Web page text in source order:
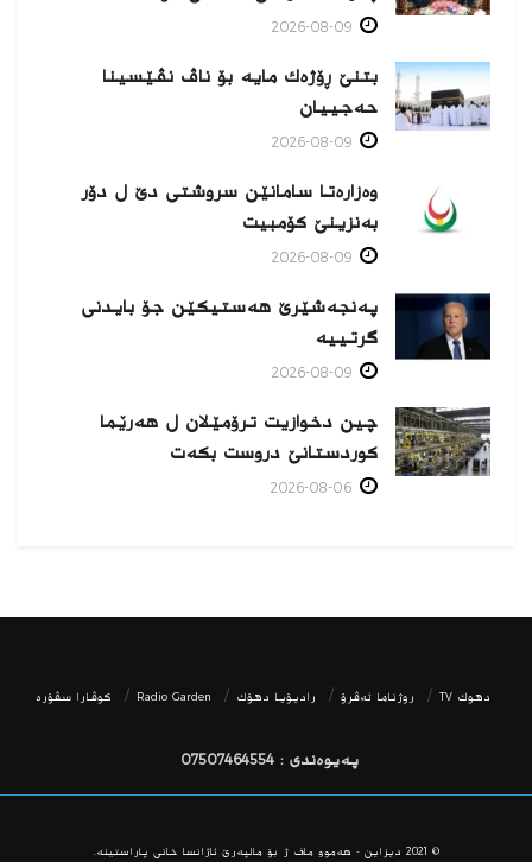
بتنێ ڕۆژەك مایە بۆ ناڤ نڤێسینا
حەجییان
وەزارەتا سامانێن سروشتی دێ ل دۆر
بەنزینێ كۆمبیت
پەنجەشێرێ هەستیكێن جۆ بایدنی
گرتییە
چین دخوازیت ترۆمێلان ل هەرێما
كوردستانێ دروست بكەت
دھوك TV روژناما ئەڤرۆ رادیۆیا دهۆك Radio Garden كوڤارا سڤۆره‌
پەیوەندی : 07507464554
© 2021 دیزاین - هه‌موو ماف ژ بۆ مالپه‌رێ ئاژانسا خانی پاراستینه‌.